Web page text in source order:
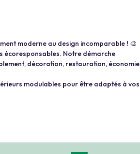
moderne au design incomparable ! 🎨
écoresponsables. Notre démarche
décoration, restauration, économie
modulables pour être adaptés à vos